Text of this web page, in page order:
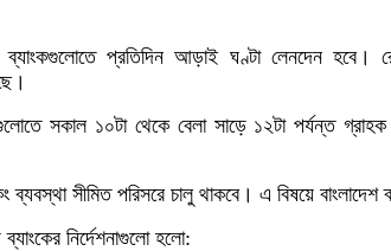
প্রতিদিন আড়াই ঘণ্টা লেনদেন হবে।
সকাল ১০টা থেকে বেলা সাড়ে ১২টা পর্যন্ত
ব্যবস্থা সীমিত পরিসরে চালু থাকবে। এ বিষয়ে বাংলাদেশ
নির্দেশনাগুলো হলো: